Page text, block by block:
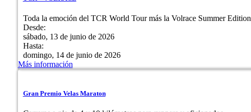
Toda la emoción del TCR World Tour más la Volrace Summer Edition
Desde:
sábado, 13 de junio de 2026
Hasta:
domingo, 14 de junio de 2026
Más información
Gran Premio Velas Maraton